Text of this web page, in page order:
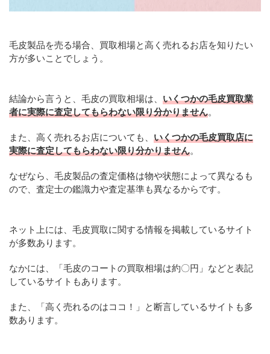
毛皮製品を売る場合、買取相場と高く売れるお店を知りたい
方が多いことでしょう。
結論から言うと、毛皮の買取相場は、 いくつかの毛皮買取業
者に実際に査定してもらわない限り分かりません。
また、高く売れるお店についても、 いくつかの毛皮買取店に
実際に査定してもらわない限り分かりません。
なぜなら、毛皮製品の査定価格は物や状態によって異なるも
ので、査定士の鑑識力や査定基準も異なるからです。
ネット上には、毛皮買取に関する情報を掲載しているサイト
が多数あります。
なかには、「毛皮のコートの買取相場は約〇円」などと表記
しているサイトもあります。
また、「高く売れるのはココ！」と断言しているサイトも多
数あります。